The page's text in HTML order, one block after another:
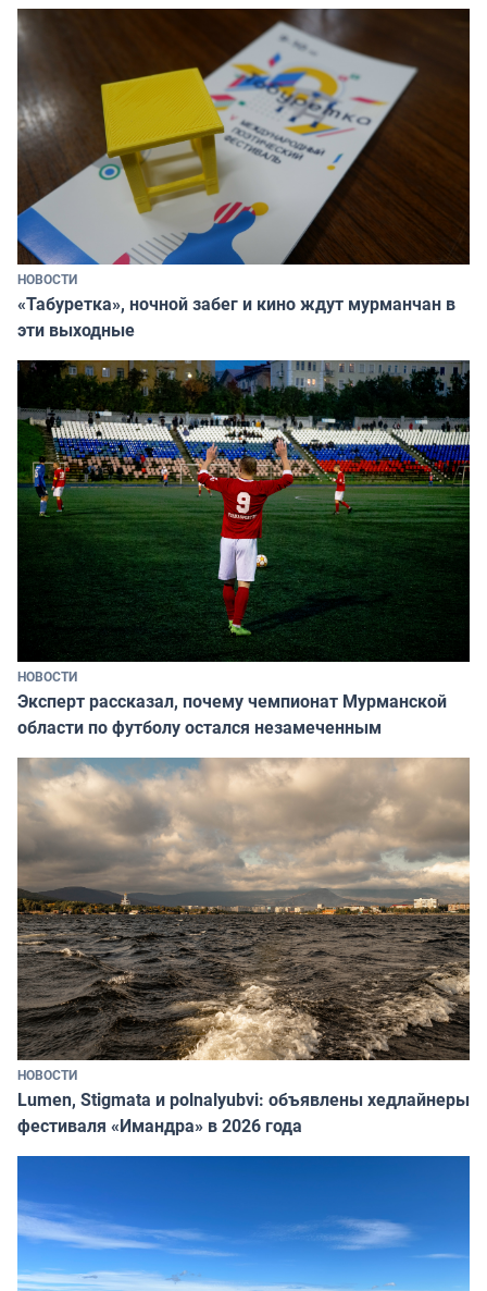
НОВОСТИ
«Табуретка», ночной забег и кино ждут мурманчан в
эти выходные
НОВОСТИ
Эксперт рассказал, почему чемпионат Мурманской
области по футболу остался незамеченным
НОВОСТИ
Lumen, Stigmata и polnalyubvi: объявлены хедлайнеры
фестиваля «Имандра» в 2026 года